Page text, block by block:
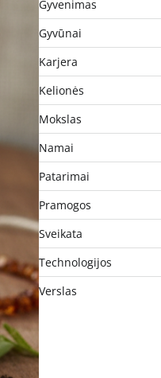
Gyvenimas
Gyvūnai
Karjera
Kelionės
Mokslas
Namai
Patarimai
Pramogos
Sveikata
Technologijos
Verslas